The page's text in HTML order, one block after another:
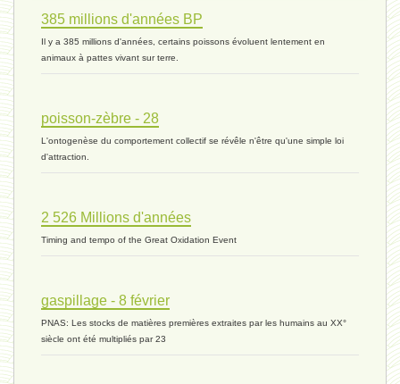
monogamie 03 - 21 novembre 2023 *
évolution 06 - 9 novembre 2023 *
vivant 07 - 22 octobre 2023 *
vivant 06 - 19 octobre 2023 *
385 millions d'années BP
Il y a 385 millions d'années, certains poissons évoluent lentement en
animaux à pattes vivant sur terre.
poisson-zèbre - 28
L'ontogenèse du comportement collectif se révêle n'être qu'une simple loi
d'attraction.
2 526 Millions d'années
Timing and tempo of the Great Oxidation Event
gaspillage - 8 février
PNAS: Les stocks de matières premières extraites par les humains au XX°
siècle ont été multipliés par 23